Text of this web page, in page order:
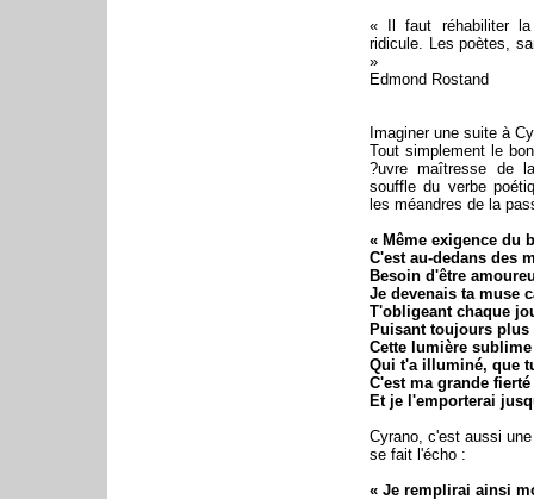
« Il faut réhabiliter
ridicule. Les poètes,
»
Edmond Rostand
Imaginer une suite à
Tout simplement le
?uvre maîtresse de
souffle du verbe
les méandres de la
« Même exigence du
C'est au-dedans des
Besoin d'être
Je devenais ta muse
T'obligeant chaque
Puisant toujours
Cette lumière
Qui t'a illuminé, que
C'est ma grande
Et je l'emporterai
Cyrano, c'est aussi
se fait l'écho :
« Je remplirai ainsi